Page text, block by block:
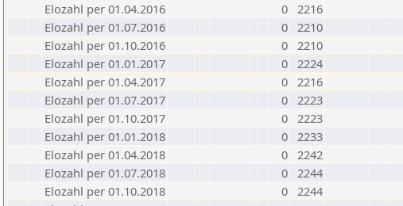
Elozahl per 01.04.2016
0 2216
Elozahl per 01.07.2016
0 2210
Elozahl per 01.10.2016
0 2210
Elozahl per 01.01.2017
0 2224
Elozahl per 01.04.2017
0 2216
Elozahl per 01.07.2017
0 2223
Elozahl per 01.10.2017
0 2223
Elozahl per 01.01.2018
0 2233
Elozahl per 01.04.2018
0 2242
Elozahl per 01.07.2018
0 2244
Elozahl per 01.10.2018
0 2244